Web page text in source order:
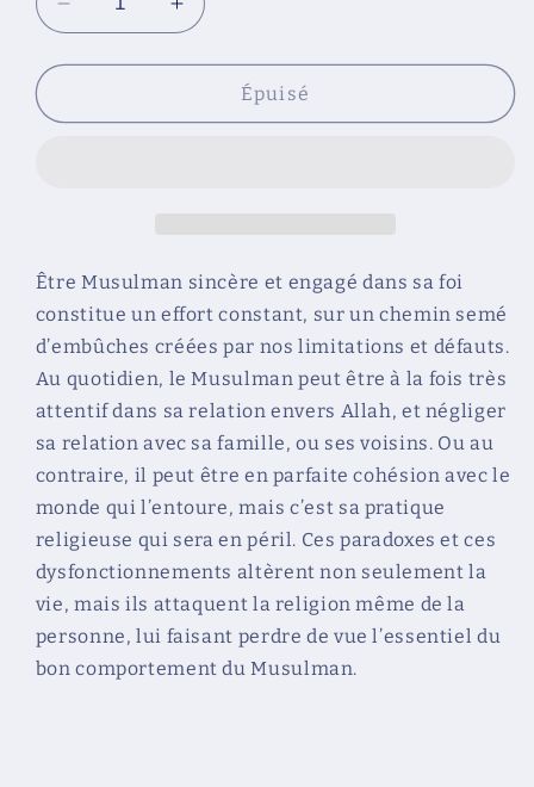
Réduire
la
quantité
La
Augmenter
la
quantité
La
Épuisé
Être Musulman sincère et engagé dans sa foi
constitue un effort constant, sur un chemin semé
d’embûches créées par nos limitations et défauts.
Au quotidien, le Musulman peut être à la fois très
attentif dans sa relation envers Allah, et négliger
sa relation avec sa famille, ou ses voisins. Ou au
contraire, il peut être en parfaite cohésion avec le
monde qui l’entoure, mais c’est sa pratique
religieuse qui sera en péril. Ces paradoxes et ces
dysfonctionnements altèrent non seulement la
vie, mais ils attaquent la religion même de la
personne, lui faisant perdre de vue l’essentiel du
bon comportement du Musulman.